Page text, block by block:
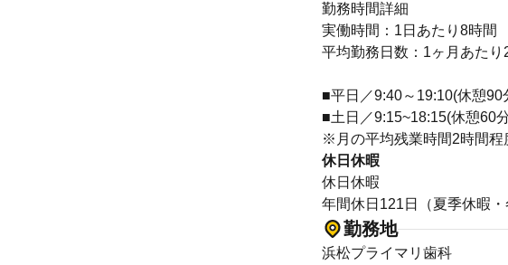
勤務時間詳細
実働時間：1日あたり8時間
平均勤務日数：1ヶ月あたり
■平日／9:40～19:10(休憩90
■土日／9:15~18:15(休憩60
※月の平均残業時間2時間程
休日休暇
休日休暇
年間休日121日（夏季休暇
勤務地
浜松プライマリ歯科